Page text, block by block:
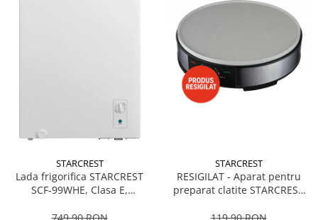
STARCREST
Lada frigorifica STARCREST
SCF-99WHE, Clasa E,
convertibil - functie frigider,
STARCREST
RESIGILAT - Aparat pentru
preparat clatite STARCREST
invelis ceramic antiaderent,